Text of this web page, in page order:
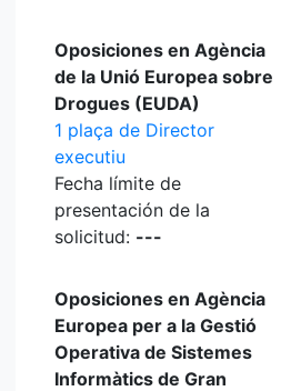
Oposiciones en Agència
de la Unió Europea sobre
Drogues (EUDA)
1 plaça de Director
executiu
Fecha límite de
presentación de la
solicitud: ---
Oposiciones en Agència
Europea per a la Gestió
Operativa de Sistemes
Informàtics de Gran